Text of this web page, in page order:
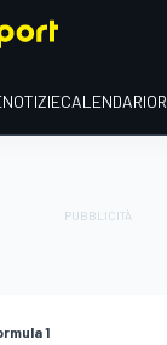
NOTIZIECALENDARIO
1